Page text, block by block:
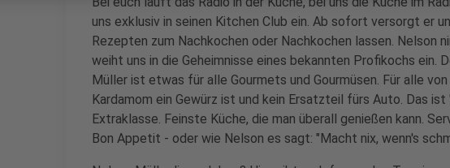
uns exklusiv in seinen Kitchen Club ein. Ab sofort versorgt er
Rezepten zum Nachkochen oder Nachkochen lassen. Nelson
weiht uns in die Geheimnisse eines bekannten Profikochs ein.
Müller ist etwas für alle Gourmets und Gourmüsen. Für alle
Kardamom ein Gewürz ist und kein Ersatzteil fürs Auto. Das
Extraklasse. Feinste Küche, die man überall genießen kann.
Bon Appetit - oder wie Nelson es sagt: "Macht nix, wenn's